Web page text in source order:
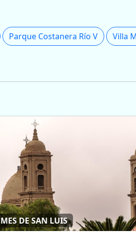
Parque Costanera Río V Villa
MES DE SAN LUIS